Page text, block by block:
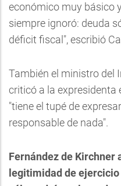
económico muy básico
siempre ignoró: deuda
déficit fiscal", escribió
También el ministro del
criticó a la expresidenta
"tiene el tupé de
responsable de nada".
Fernández de Kirchner
legitimidad de